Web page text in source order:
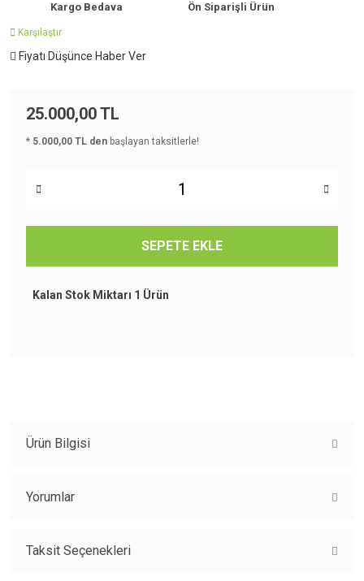
Kargo Bedava Ön Siparişli Ürün
Karşılaştır
Fiyatı Düşünce Haber Ver
25.000,00 TL
* 5.000,00 TL den başlayan taksitlerle!
SEPETE EKLE
Kalan Stok Miktarı 1 Ürün
Ürün Bilgisi
Yorumlar
Bu ürüne ilk yorumu siz yapın!
Taksit Seçenekleri